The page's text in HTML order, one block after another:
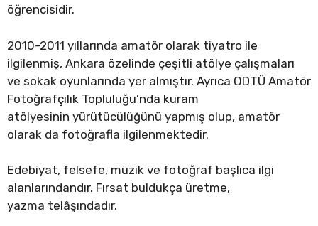
öğrencisidir.
2010-2011 yıllarında amatör olarak tiyatro ile
ilgilenmiş, Ankara özelinde çeşitli atölye çalışmaları
ve sokak oyunlarında yer almıştır. Ayrıca ODTÜ Amatör
Fotoğrafçılık Topluluğu’nda kuram
atölyesinin yürütücülüğünü yapmış olup, amatör
olarak da fotoğrafla ilgilenmektedir.
Edebiyat, felsefe, müzik ve fotoğraf başlıca ilgi
alanlarındandır. Fırsat buldukça üretme,
yazma telâşındadır.